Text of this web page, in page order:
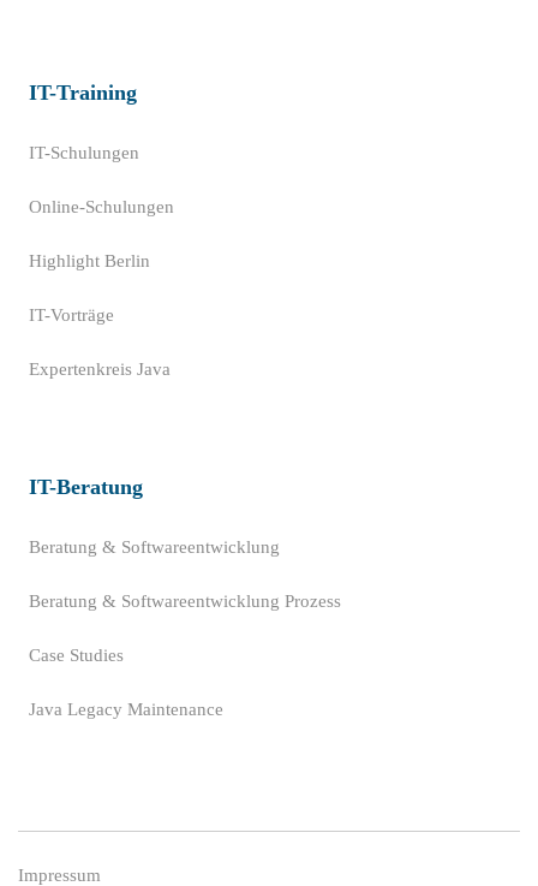
IT-Training
IT-Schulungen
Online-Schulungen
Highlight Berlin
IT-Vorträge
Expertenkreis Java
IT-Beratung
Beratung & Softwareentwicklung
Beratung & Softwareentwicklung Prozess
Case Studies
Java Legacy Maintenance
Impressum